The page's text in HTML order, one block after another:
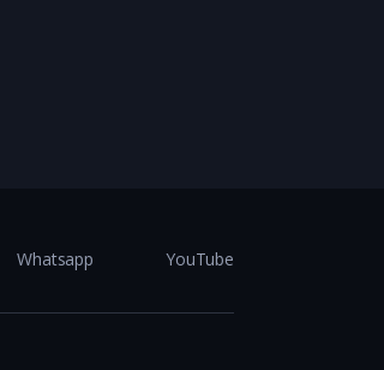
Whatsapp YouTube